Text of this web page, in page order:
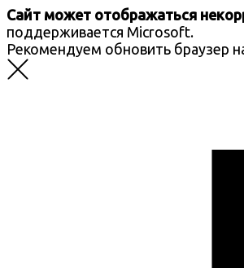
Сайт может отображаться
поддерживается Microsoft.
Рекомендуем обновить браузер